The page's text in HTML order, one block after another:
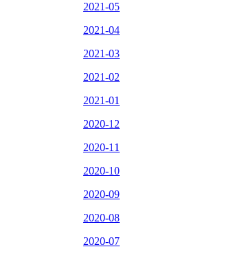
2021-05
2021-04
2021-03
2021-02
2021-01
2020-12
2020-11
2020-10
2020-09
2020-08
2020-07